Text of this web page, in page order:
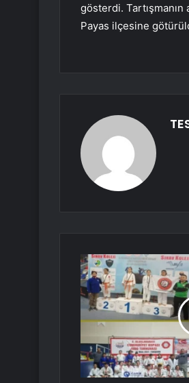
gösterdi.
Payas ilçesine